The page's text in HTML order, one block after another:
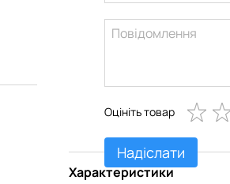
Оцініть товар
Надіслати
Характеристики